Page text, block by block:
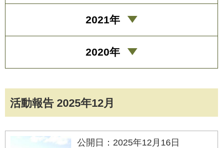
活動報告 2025年12月
公開日：2025年12月16日
2021年
2020年